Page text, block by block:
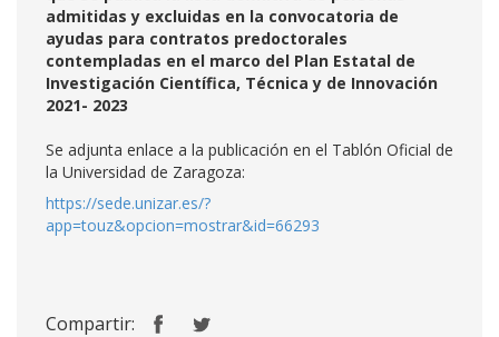
admitidas y excluidas en la convocatoria de
ayudas para contratos predoctorales
contempladas en el marco del Plan Estatal de
Investigación Científica, Técnica y de Innovación
2021- 2023
Se adjunta enlace a la publicación en el Tablón Oficial de
la Universidad de Zaragoza:
https://sede.unizar.es/?
app=touz&opcion=mostrar&id=66293
Compartir: